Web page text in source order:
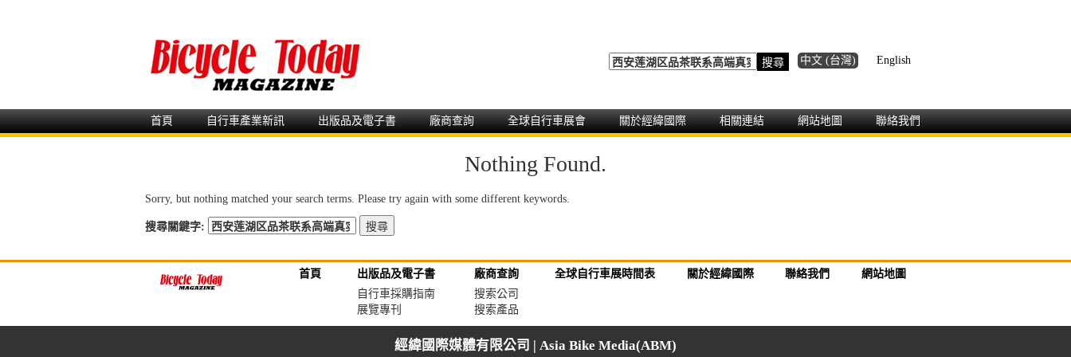
中文 (台灣) English
首頁 自行車產業新訊 出版品及電子書 廠商查詢 全球自行車展會 關於經緯國際 相關連結 網站地圖 聯絡我們
Nothing Found.
Sorry, but nothing matched your search terms. Please try again with some different keywords.
搜尋關鍵字:
首頁
出版品及電子書
自行車採購指南
展覽專刊
廠商查詢
搜索公司
搜索產品
全球自行車展時間表 關於經緯國際 聯絡我們 網站地圖
經緯國際媒體有限公司 | Asia Bike Media(ABM)